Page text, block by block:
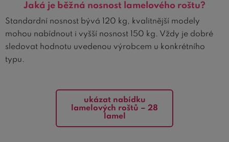
Jaká je běžná nosnost lamelového roštu?
Standardní nosnost bývá 120 kg, kvalitnější modely
mohou nabídnout i vyšší nosnost 150 kg. Vždy je dobré
sledovat hodnotu uvedenou výrobcem u konkrétního
typu.
ukázat nabídku
lamelových roštů – 28
lamel